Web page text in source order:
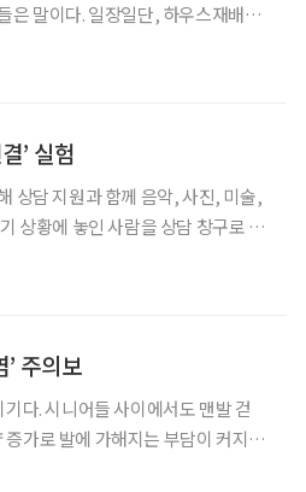
, 하우스재배와
’ 실험
상담 지원과 함께 음악, 사진, 미술,
상황에 놓인 사람을 상담 창구로 연
주의보
다. 시니어들 사이에서도 맨발 걷
가로 발에 가해지는 부담이 커지면